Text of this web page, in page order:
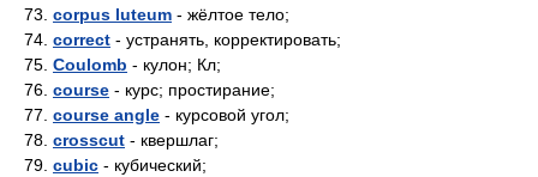
73. corpus luteum - жёлтое тело;
74. correct - устранять, корректировать;
75. Coulomb - кулон; Кл;
76. course - курс; простирание;
77. course angle - курсовой угол;
78. crosscut - квершлаг;
79. cubic - кубический;